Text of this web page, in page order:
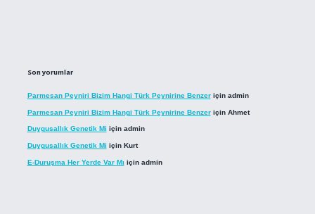
Son yorumlar
Parmesan Peyniri Bizim Hangi Türk Peynirine Benzeriçin admin
Parmesan Peyniri Bizim Hangi Türk Peynirine Benzeriçin Ahmet
Duygusallık Genetik Mi için admin
Duygusallık Genetik Mi için Kurt
E-Duruşma Her Yerde Var Mı için admin